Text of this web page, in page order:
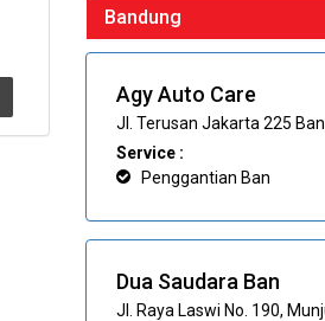
Bandung
Agy Auto Care
Jl. Terusan Jakarta 225
Service :
Penggantian Ban
Dua Saudara Ban
Jl. Raya Laswi No. 190,